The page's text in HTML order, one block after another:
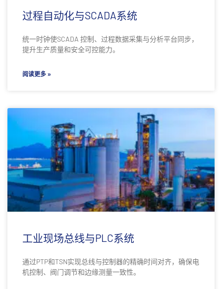
过程自动化与SCADA系统
统一时钟使SCADA 控制、过程数据采集与分析平台同步，
提升生产质量和安全可控能力。
阅读更多 »
工业现场总线与PLC系统
通过PTP和TSN实现总线与控制器的精确时间对齐，确保电
机控制、阀门调节和边缘测量一致性。